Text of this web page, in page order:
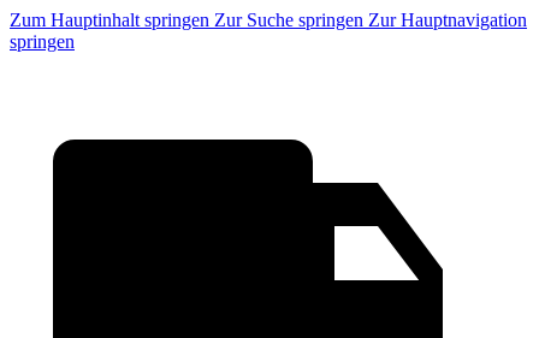
Zum Hauptinhalt springen Zur Suche springen Zur Hauptnavigation
springen